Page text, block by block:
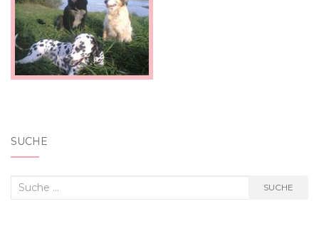
SUCHE
Suche nach: SUCHE